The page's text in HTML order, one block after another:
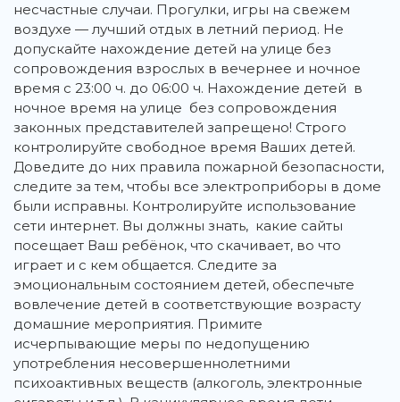
несчастные случаи. Прогулки, игры на свежем
воздухе — лучший отдых в летний период. Не
допускайте нахождение детей на улице без
сопровождения взрослых в вечернее и ночное
время с 23:00 ч. до 06:00 ч. Нахождение детей в
ночное время на улице без сопровождения
законных представителей запрещено! Строго
контролируйте свободное время Ваших детей.
Доведите до них правила пожарной безопасности,
следите за тем, чтобы все электроприборы в доме
были исправны. Контролируйте использование
сети интернет. Вы должны знать, какие сайты
посещает Ваш ребёнок, что скачивает, во что
играет и с кем общается. Следите за
эмоциональным состоянием детей, обеспечьте
вовлечение детей в соответствующие возрасту
домашние мероприятия. Примите
исчерпывающие меры по недопущению
употребления несовершеннолетними
психоактивных веществ (алкоголь, электронные